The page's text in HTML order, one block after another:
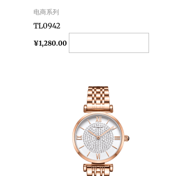
电商系列
TL0942
¥1,280.00